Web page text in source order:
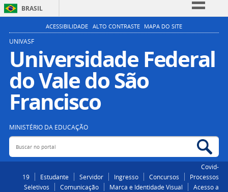
BRASIL
Simplifique!
Participe
Acesso à informação
Legislação
ACESSIBILIDADE ALTO CONTRASTE MAPA DO SITE
UNIVASF
Universidade Federal
do Vale do São
Francisco
MINISTÉRIO DA EDUCAÇÃO
Buscar no portal
Covid-
19
Estudante Servidor Ingresso Concursos
Processos
Seletivos
Comunicação Marca e Identidade Visual
Acesso a